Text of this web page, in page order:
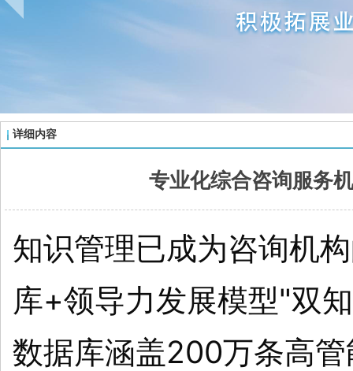
详细内容
专业化综合咨询服务
知识管理已成为咨询机
库+领导力发展模型"双
数据库涵盖200万条高